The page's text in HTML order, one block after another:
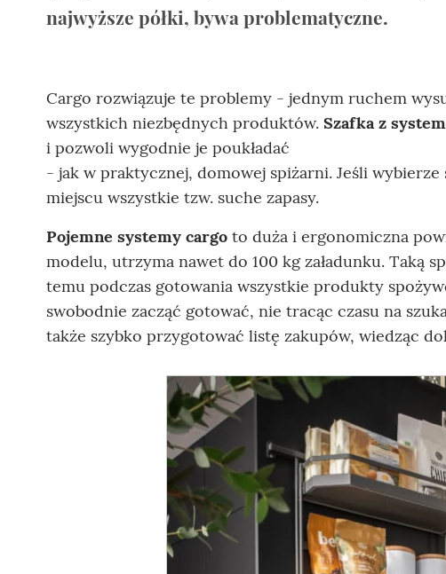
najwyższe półki, bywa problematyczne.
Cargo rozwiązuje te problemy - jednym ruchem
wszystkich niezbędnych produktów. Szafka z
i pozwoli wygodnie je poukładać
- jak w praktycznej, domowej spiżarni. Jeśli wybierze
miejscu wszystkie tzw. suche zapasy.
Pojemne systemy cargo to duża i ergonomiczna
modelu, utrzyma nawet do 100 kg załadunku.
temu podczas gotowania wszystkie produkty
swobodnie zacząć gotować, nie tracąc czasu na
także szybko przygotować listę zakupów, wiedząc